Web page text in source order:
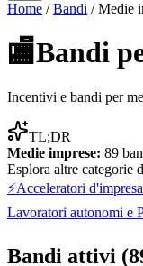
Home /Bandi /Medie
🏬Bandi
Incentivi e bandi per
TL;DR
Medie imprese: 89
Esplora altre categorie
⚡Acceleratori d'impresa
Lavoratori autonomi e
Bandi attivi (